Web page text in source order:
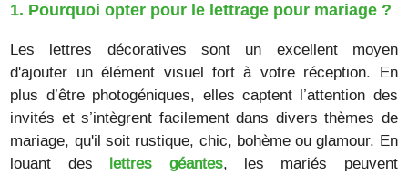
1. Pourquoi opter pour le lettrage pour mariage ?
Les lettres décoratives sont un excellent moyen
d'ajouter un élément visuel fort à votre réception. En
plus d’être photogéniques, elles captent l’attention des
invités et s’intègrent facilement dans divers thèmes de
mariage, qu'il soit rustique, chic, bohème ou glamour. En
louant des lettres géantes, les mariés peuvent